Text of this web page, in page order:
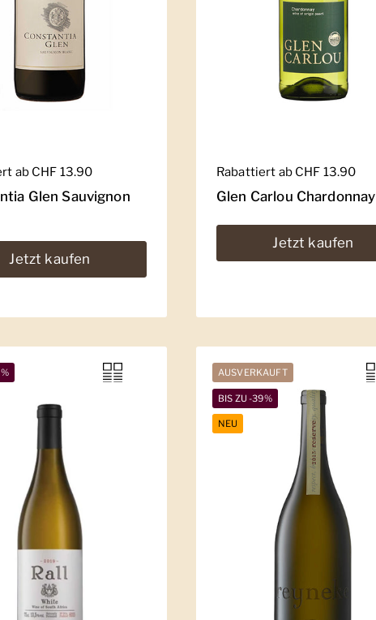
Preis
ab CHF 13.90
Glen Sauvignon
Jetzt kaufen
Regulärer Preis
Rabattiert ab CHF 13.90
Glen Carlou Chardonnay
Jetzt kaufen
AUSVERKAUFT
BIS ZU -39%
NEU